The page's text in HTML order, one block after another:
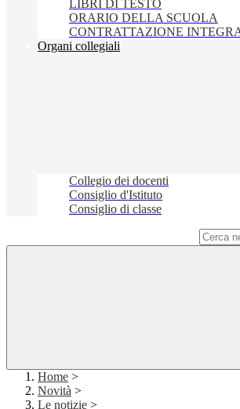
LIBRI DI TESTO
ORARIO DELLA SCUOLA
CONTRATTAZIONE
Organi collegiali
Collegio dei docenti
Consiglio d'Istituto
Consiglio di classe
Home >
Novità >
Le notizie >